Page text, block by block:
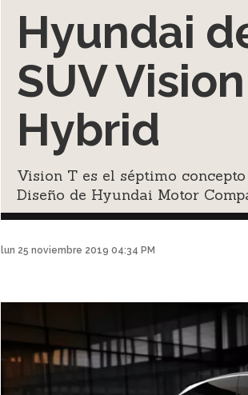
Hyundai
SUV
Hybrid
Vision T es el séptimo
Diseño de Hyundai Motor
lun 25 noviembre 2019 04:34 PM